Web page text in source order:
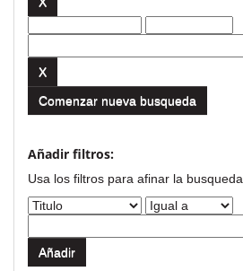
Comenzar nueva busqueda
Añadir filtros:
Usa los filtros para afinar la busqueda.